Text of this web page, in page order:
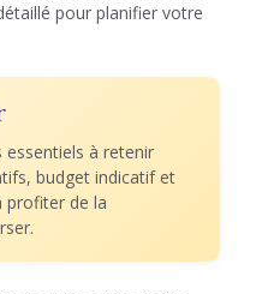
pour planifier votre
essentiels à retenir
budget indicatif et
profiter de la